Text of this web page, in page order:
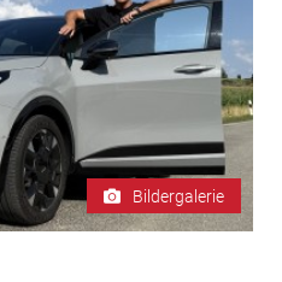
Bildergalerie